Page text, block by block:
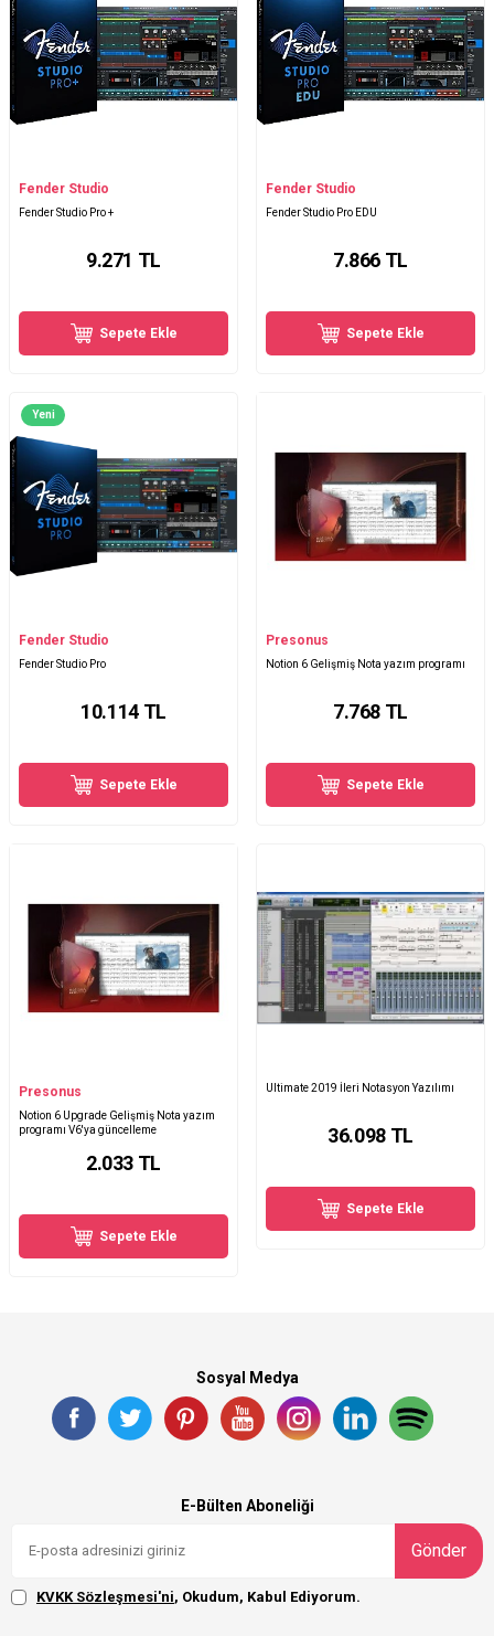
Fender Studio
Fender Studio Pro +
9.271 TL
Sepete Ekle
Fender Studio
Fender Studio Pro EDU
7.866 TL
Sepete Ekle
Yeni
Fender Studio
Fender Studio Pro
10.114TL
Sepete Ekle
Presonus
Notion 6 Gelişmiş Nota yazım programı
7.768 TL
Sepete Ekle
Presonus
Notion 6 Upgrade Gelişmiş Nota yazım
programı V6'ya güncelleme
2.033 TL
Sepete Ekle
Ultimate 2019 İleri Notasyon Yazılımı
36.098TL
Sepete Ekle
Sosyal Medya
E-Bülten Aboneliği
Gönder
KVKK Sözleşmesi'ni, Okudum, Kabul Ediyorum.